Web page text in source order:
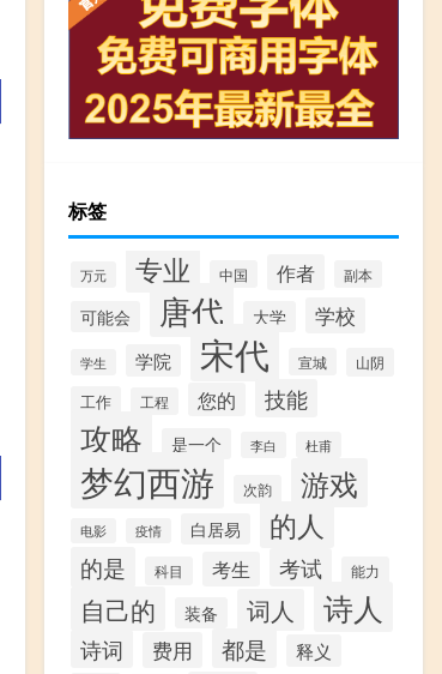
标签
万元 专业 中国 作者 副本
可能会 唐代 大学 学校
学生 学院 宋代 宣城 山阴
工作 工程 您的 技能
攻略 是一个 李白 杜甫
梦幻西游 次韵 游戏
电影 疫情 白居易 的人
的是 科目 考生 考试 能力
自己的 装备 词人 诗人
诗词 费用 都是 释义